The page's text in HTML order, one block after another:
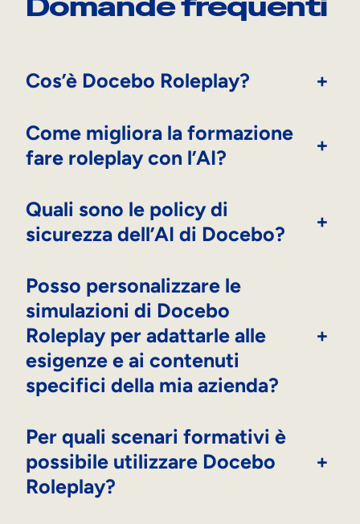
Cos’è Docebo Roleplay? +
Come migliora la formazione
fare roleplay con l’AI?
+
Quali sono le policy di
sicurezza dell’AI di Docebo?
+
Posso personalizzare le
simulazioni di Docebo
Roleplay per adattarle alle
esigenze e ai contenuti
specifici della mia azienda?
+
Per quali scenari formativi è
possibile utilizzare Docebo
Roleplay?
+